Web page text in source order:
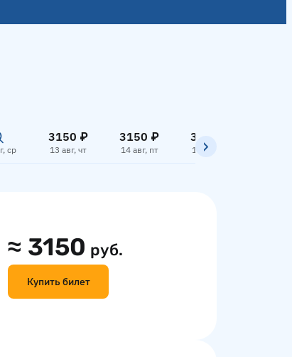
ср
3150 ₽
13 авг, чт
3150 ₽
14 авг, пт
3150 ₽
15 авг, сб
≈ 3150 руб.
Купить билет